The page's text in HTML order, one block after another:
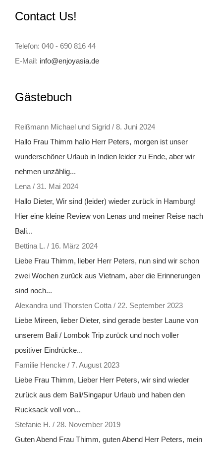
Contact Us!
Telefon: 040 - 690 816 44
E-Mail: info@enjoyasia.de
Gästebuch
Reißmann Michael und Sigrid / 8. Juni 2024
Hallo Frau Thimm hallo Herr Peters, morgen ist unser
wunderschöner Urlaub in Indien leider zu Ende, aber wir
nehmen unzählig...
Lena / 31. Mai 2024
Hallo Dieter, Wir sind (leider) wieder zurück in Hamburg!
Hier eine kleine Review von Lenas und meiner Reise nach
Bali...
Bettina L. / 16. März 2024
Liebe Frau Thimm, lieber Herr Peters, nun sind wir schon
zwei Wochen zurück aus Vietnam, aber die Erinnerungen
sind noch...
Alexandra und Thorsten Cotta / 22. September 2023
Liebe Mireen, lieber Dieter, sind gerade bester Laune von
unserem Bali / Lombok Trip zurück und noch voller
positiver Eindrücke...
Familie Hencke / 7. August 2023
Liebe Frau Thimm, Lieber Herr Peters, wir sind wieder
zurück aus dem Bali/Singapur Urlaub und haben den
Rucksack voll von...
Stefanie H. / 28. November 2019
Guten Abend Frau Thimm, guten Abend Herr Peters, mein